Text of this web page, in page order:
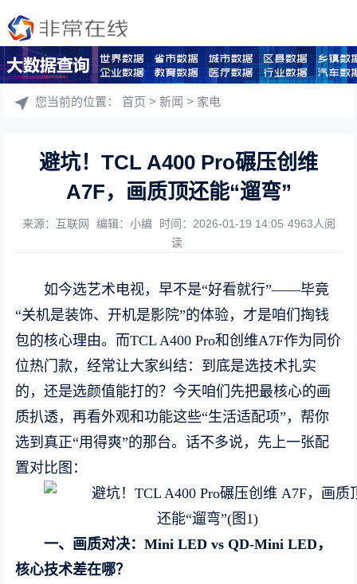
您当前的位置：首页 >新闻 > 家电
避坑！TCL A400 Pro碾压创维
A7F，画质顶还能“遛弯”
来源：互联网 编辑：小编 时间：2026-01-19 14:05 4963人阅
读
如今选艺术电视，早不是“好看就行”——毕竟
“关机是装饰、开机是影院”的体验，才是咱们掏钱
包的核心理由。而TCL A400 Pro和创维A7F作为同价
位热门款，经常让大家纠结：到底是选技术扎实
的，还是选颜值能打的？今天咱们先把最核心的画
质扒透，再看外观和功能这些“生活适配项”，帮你
选到真正“用得爽”的那台。话不多说，先上一张配
置对比图：
一、画质对决：Mini LED vs QD-Mini LED，
核心技术差在哪？